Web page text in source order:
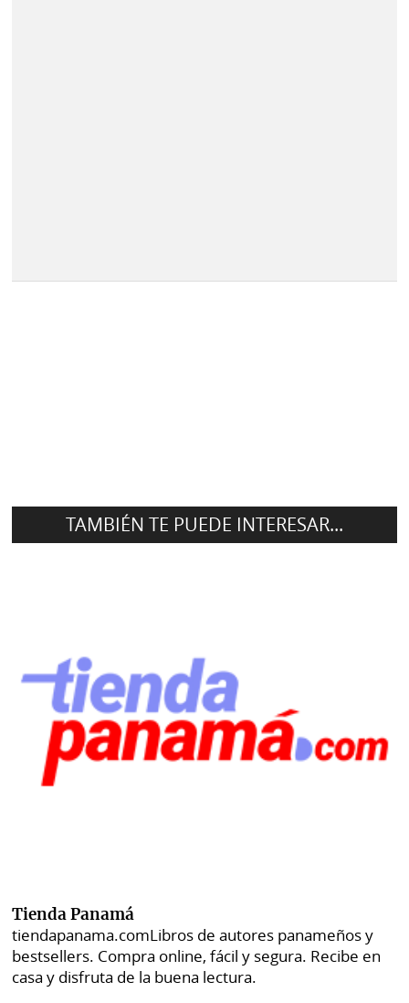
TAMBIÉN TE PUEDE INTERESAR...
Tienda Panamá
tiendapanama.comLibros de autores panameños y
bestsellers. Compra online, fácil y segura. Recibe en
casa y disfruta de la buena lectura.